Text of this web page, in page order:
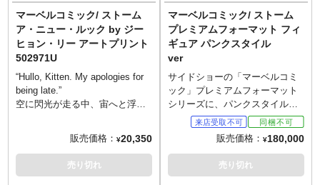
スクを握りつぶし、ひび割れた
床の上で赤いビリークラブを
粉々に踏み砕いているという、
非の打ち所がない圧倒的存在
感！ダイヤモンドがあしらわれ
た杖、邸宅の内装をイメージし
たベースなど、セレブリティな
点はキングピンならでは！
え…。マーベルより2025年に刊
行されたグレッグ・パック著
『Death of the Silver Surfer
#3』、そのバリアントカバーが
サイドショーよりアートプリン
ト化されました。クラウディ
オ・カステッリーニとアリフ・
プリアントによる刺激的なアー
トは、今回パールラバホロフォ
イル紙にプリントされ、独特な
雰囲気を放ちます。
マーベルコミック/ ストーム
ア・ニュー・ルック by ジー
ヒョン・リー アートプリント
502971U
“Hullo, Kitten. My apologies for
being late.”
空に閃光が走る中、宙へと浮か
とは対照的に冷静沈着な表情。
80年代のコミックに登場したパ
ンクロックスタイルとなったス
販売価格： ¥20,350
売り切れ
マーベルコミック/ ストーム
プレミアムフォーマット フィ
ギュア パンクスタイル
ver
サイドショーの「マーベルコミ
ック」プレミアムフォーマット
シリーズに、パンクスタイルの
ストームがラインナップ！
「Uncanny X-Men #173」で初登
場となったこの姿を、全高約64
センチでスタチュー化しまし
た。アイコン的な全身黒のパン
販売価格： ¥180,000
売り切れ